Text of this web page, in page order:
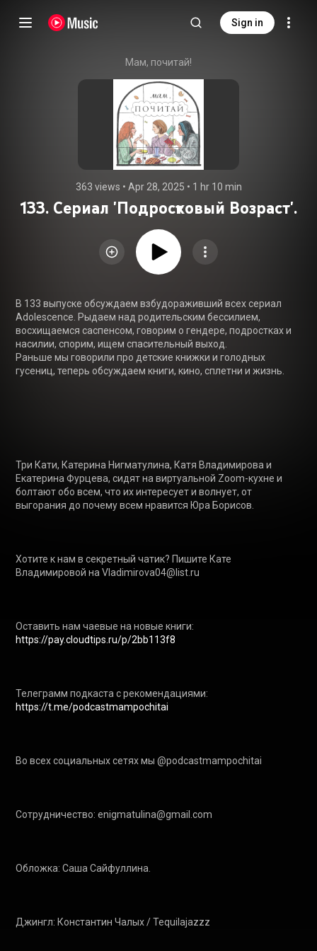
Sign in
Мам, почитай!
363 views • Apr 28, 2025 • 1 hr 10 min
133. Сериал 'Подростковый Возраст'.
В 133 выпуске обсуждаем взбудораживший всех сериал
Adolescence. Рыдаем над родительским бессилием,
восхищаемся саспенсом, говорим о гендере, подростках и
насилии, спорим, ищем спасительный выход.
Раньше мы говорили про детские книжки и голодных
гусениц, теперь обсуждаем книги, кино, сплетни и жизнь.
Три Кати, Катерина Нигматулина, Катя Владимирова и
Екатерина Фурцева, сидят на виртуальной Zoom-кухне и
болтают обо всем, что их интересует и волнует, от
выгорания до почему всем нравится Юра Борисов.
Хотите к нам в секретный чатик? Пишите Кате
Владимировой на Vladimirova04@list.ru
Оставить нам чаевые на новые книги:
https://pay.cloudtips.ru/p/2bb113f8
Телеграмм подкаста с рекомендациями:
https://t.me/podcastmampochitai
Во всех социальных сетях мы @podcastmampochitai
Сотрудничество: enigmatulina@gmail.com
Обложка: Саша Сайфуллина.
Джингл: Константин Чалых / Tequilajazzz